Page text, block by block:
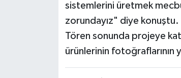
sistemlerini üretmek
zorundayız" diye konuştu.
Tören sonunda projeye
ürünlerinin fotoğraflarının